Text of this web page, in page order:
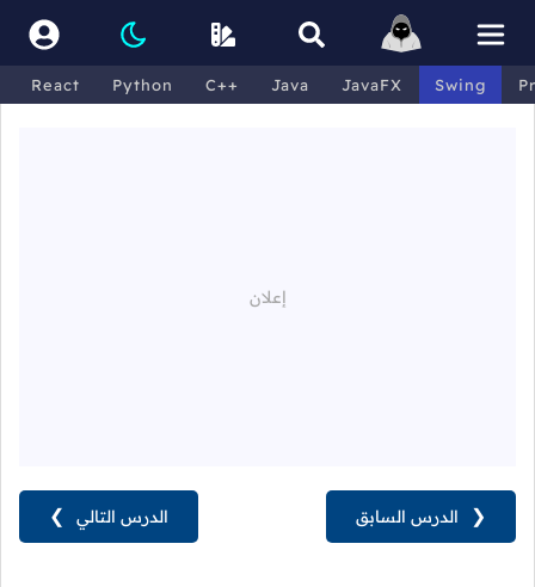
React Python C++ Java JavaFX Swing
الدرس التالي ❯ ❮ الدرس السابق